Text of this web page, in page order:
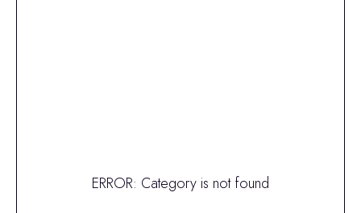
ERROR: Category is not found